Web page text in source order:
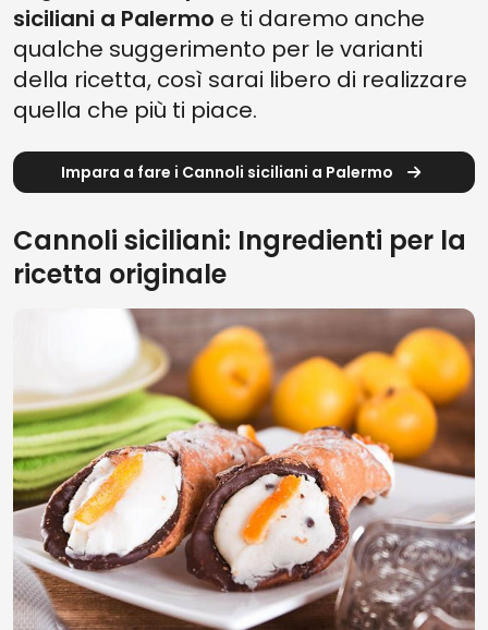
siciliani a Palermo e ti daremo anche
qualche suggerimento per le varianti
della ricetta, così sarai libero di realizzare
quella che più ti piace.
Impara a fare i Cannoli siciliani a Palermo
Cannoli siciliani: Ingredienti per la
ricetta originale